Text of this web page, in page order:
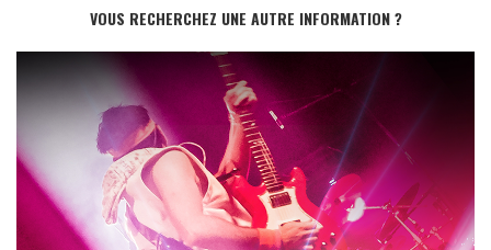
VOUS RECHERCHEZ UNE AUTRE INFORMATION ?